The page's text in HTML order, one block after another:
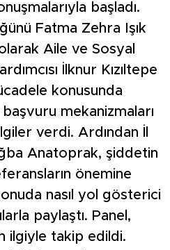
başladı.
Fatma Zehra Işık
Aile ve Sosyal
İlknur Kızıltepe
konusunda
mekanizmaları
verdi. Ardından İl
Anatoprak, şiddetin
önemine
nasıl yol gösterici
paylaştı. Panel,
ilgiyle takip edildi.